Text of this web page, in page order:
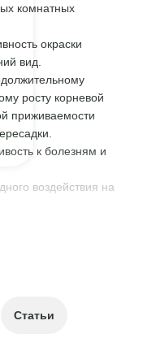
комнатных
окраски
вид.
росту корневой
приживаемости
к болезням и
воздействия на
Статьи